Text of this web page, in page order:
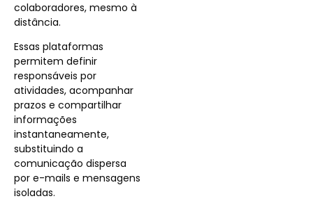
colaboradores, mesmo à
distância.
Essas plataformas
permitem definir
responsáveis por
atividades, acompanhar
prazos e compartilhar
informações
instantaneamente,
substituindo a
comunicação dispersa
por e-mails e mensagens
isoladas.